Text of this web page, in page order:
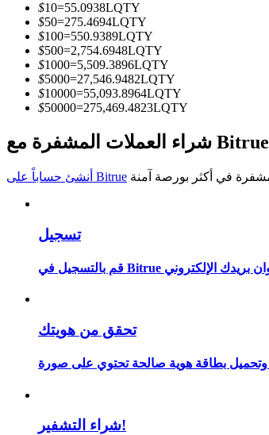
كن متداول نسخ
استمتع بتقاسم الأرباح وعمولات نسخ التداول
معلومة
$10=55.0938LQTY
$50=275.4694LQTY
$100=550.9389LQTY
$500=2,754.6948LQTY
$1000=5,509.3896LQTY
$5000=27,546.9482LQTY
$10000=55,093.8964LQTY
$50000=275,469.4823LQTY
شراء العملات المشفرة مع Bitrue
أنشئ حساباً على Bitrue
تسجيل
تحقق من هويتك
شراء التشفير!